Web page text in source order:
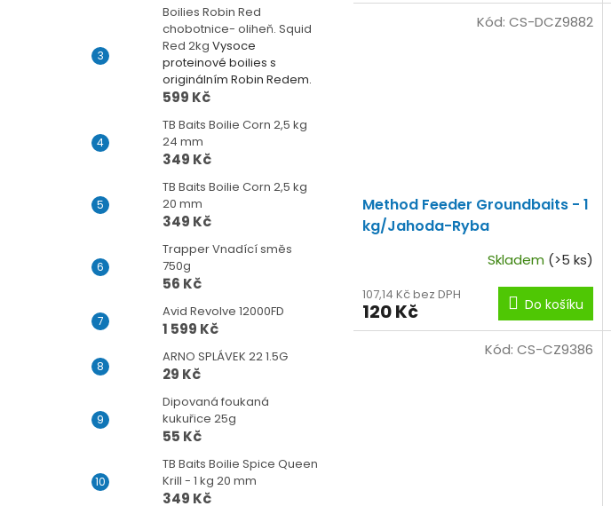
Boilies Robin Red
chobotnice- oliheň. Squid
Red 2kg Vysoce
proteinové boilies s
originálním Robin Redem.
599 Kč
TB Baits Boilie Corn 2,5 kg
24 mm
349 Kč
TB Baits Boilie Corn 2,5 kg
20 mm
349 Kč
Trapper Vnadící směs
750g
56 Kč
Avid Revolve 12000FD
1 599 Kč
ARNO SPLÁVEK 22 1.5G
29 Kč
Dipovaná foukaná
kukuřice 25g
55 Kč
TB Baits Boilie Spice Queen
Krill - 1 kg 20 mm
349 Kč
Method Feeder Groundbaits - 1
kg/Jahoda-Ryba
Skladem (>5 ks)
107,14 Kč bez DPH
120 Kč Do košíku
Kód: CS-DCZ9882
Kód: CS-CZ9386